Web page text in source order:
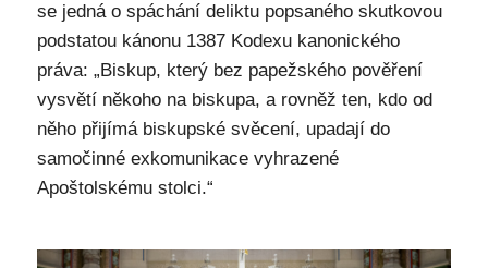
se jedná o spáchání deliktu popsaného skutkovou
podstatou kánonu 1387 Kodexu kanonického
práva: „Biskup, který bez papežského pověření
vysvětí někoho na biskupa, a rovněž ten, kdo od
něho přijímá biskupské svěcení, upadají do
samočinné exkomunikace vyhrazené
Apoštolskému stolci.“